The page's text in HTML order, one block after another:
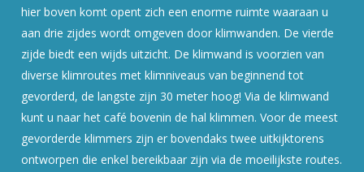
hier boven komt opent zich een enorme ruimte waaraan u
aan drie zijdes wordt omgeven door klimwanden. De vierde
zijde biedt een wijds uitzicht. De klimwand is voorzien van
diverse klimroutes met klimniveaus van beginnend tot
gevorderd, de langste zijn 30 meter hoog! Via de klimwand
kunt u naar het café bovenin de hal klimmen. Voor de meest
gevorderde klimmers zijn er bovendaks twee uitkijktorens
ontworpen die enkel bereikbaar zijn via de moeilijkste routes.